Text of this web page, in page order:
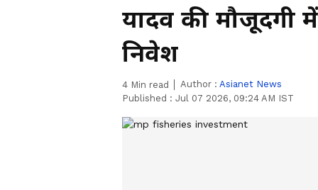
यादव की मौजूदगी
निवेश
4 Min read Author : Asianet News
Published : Jul 07 2026, 09:24 AM IST